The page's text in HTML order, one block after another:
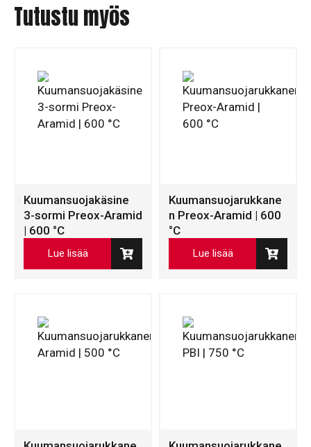
Tutustu myös
Kuumansuojakäsine
3-sormi Preox-Aramid
| 600 °C
Lue lisää
Kuumansuojarukkane
n Preox-Aramid | 600
°C
Lue lisää